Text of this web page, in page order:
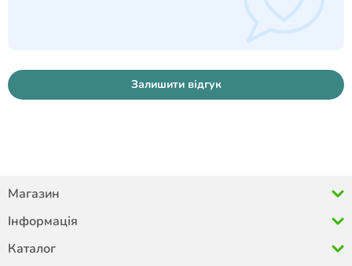
Залишити відгук
Магазин
Інформація
Каталог